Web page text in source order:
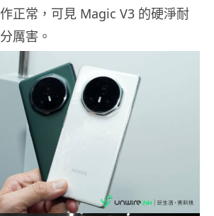
正常，可見 Magic V3 的硬淨耐
厲害。